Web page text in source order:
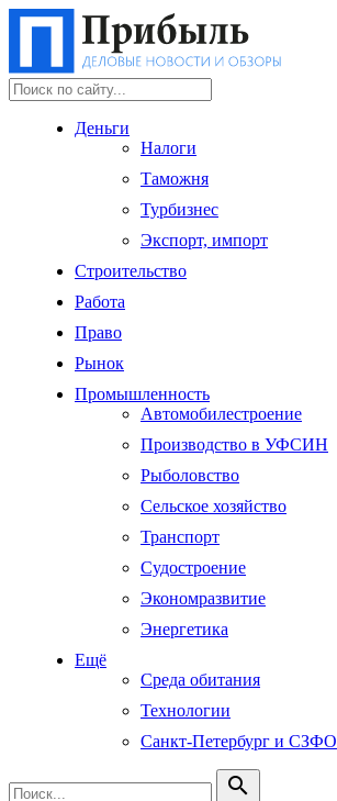
Деньги
Налоги
Таможня
Турбизнес
Экспорт, импорт
Строительство
Работа
Право
Рынок
Промышленность
Автомобилестроение
Производство в УФСИН
Рыболовство
Сельское хозяйство
Транспорт
Судостроение
Экономразвитие
Энергетика
Ещё
Среда обитания
Технологии
Санкт-Петербург и СЗФО
search